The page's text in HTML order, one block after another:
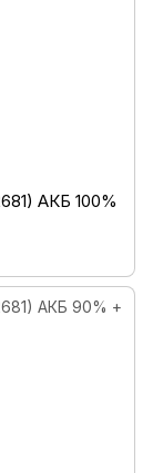
АКБ 100%